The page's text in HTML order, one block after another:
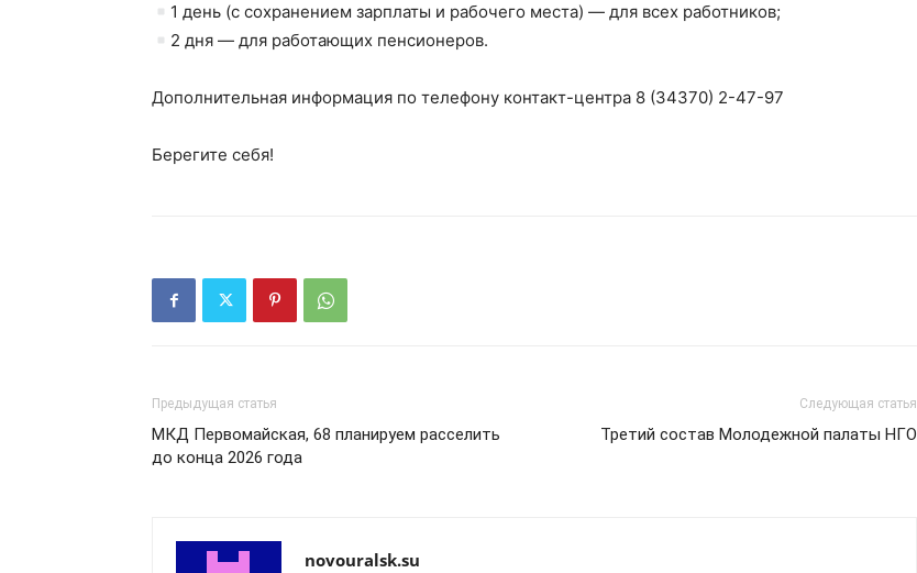
1 день (с сохранением зарплаты и рабочего места) — для всех работников;
2 дня — для работающих пенсионеров.
Дополнительная информация по телефону контакт-центра 8 (34370) 2-47-97
Берегите себя!
Предыдущая статья
МКД Первомайская, 68 планируем расселить
до конца 2026 года
Следующая статья
Третий состав Молодежной палаты НГО
novouralsk.su